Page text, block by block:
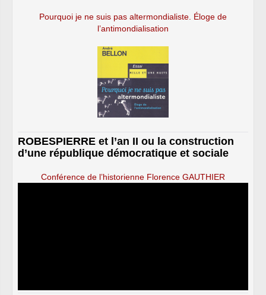
Pourquoi je ne suis pas altermondialiste. Éloge de
l’antimondialisation
ROBESPIERRE et l’an II ou la construction
d’une république démocratique et sociale
Conférence de l’historienne Florence GAUTHIER